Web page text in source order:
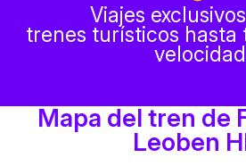
Viajes
trenes turísticos hasta
velocidad
Mapa del tren de
Leoben